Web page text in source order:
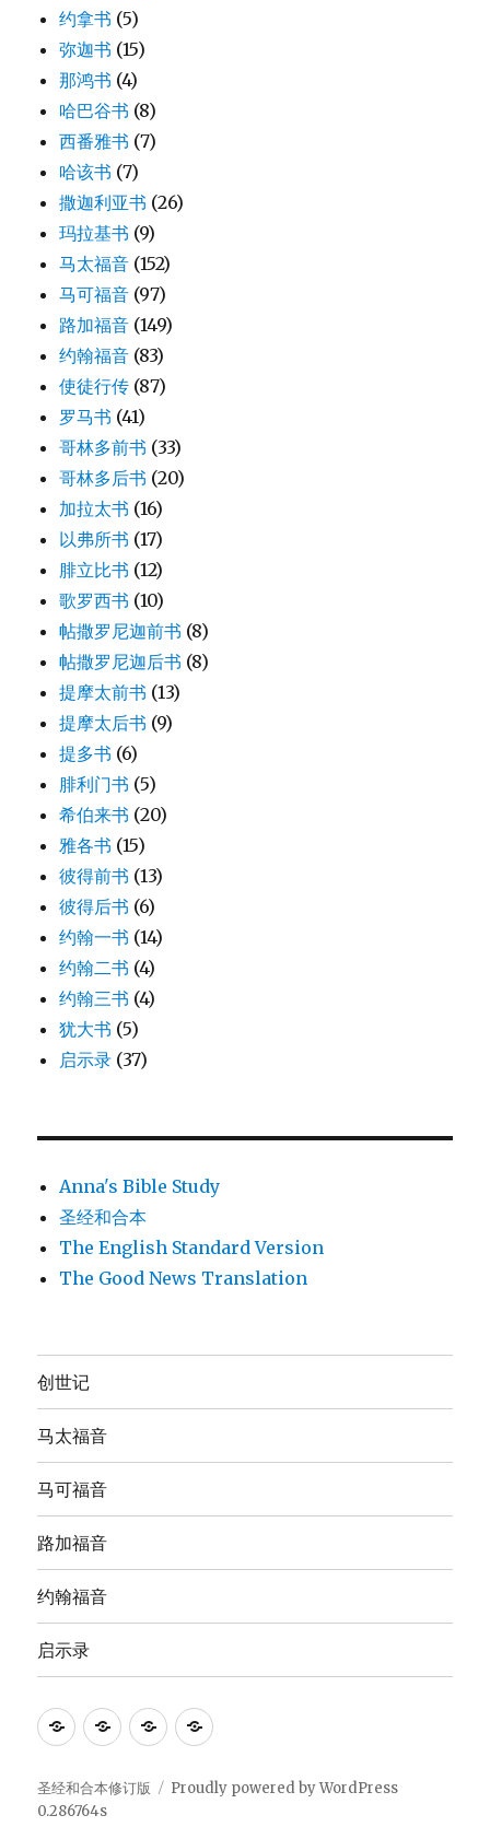
约拿书 (5)
弥迦书 (15)
那鸿书 (4)
哈巴谷书 (8)
西番雅书 (7)
哈该书 (7)
撒迦利亚书 (26)
玛拉基书 (9)
马太福音 (152)
马可福音 (97)
路加福音 (149)
约翰福音 (83)
使徒行传 (87)
罗马书 (41)
哥林多前书 (33)
哥林多后书 (20)
加拉太书 (16)
以弗所书 (17)
腓立比书 (12)
歌罗西书 (10)
帖撒罗尼迦前书 (8)
帖撒罗尼迦后书 (8)
提摩太前书 (13)
提摩太后书 (9)
提多书 (6)
腓利门书 (5)
希伯来书 (20)
雅各书 (15)
彼得前书 (13)
彼得后书 (6)
约翰一书 (14)
约翰二书 (4)
约翰三书 (4)
犹大书 (5)
启示录 (37)
Anna's Bible Study
圣经和合本
The English Standard Version
The Good News Translation
创世记
马太福音
马可福音
路加福音
约翰福音
启示录
Anna's
Study
圣
和
The
Standard
The
News
圣经和合本修订版
Proudly powered by WordPress
0.286764s